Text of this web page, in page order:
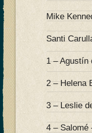
Mike
Santi
1 – Agustín
2 – Helena
3 – Leslie
4 – Salomé